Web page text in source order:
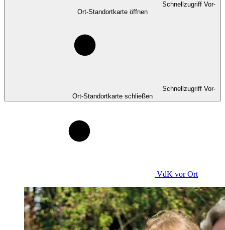
Schnellzugriff Vor-
Ort-Standortkarte öffnen
Schnellzugriff Vor-
Ort-Standortkarte schließen
VdK vor Ort